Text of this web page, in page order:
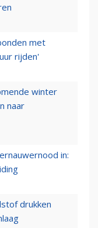
met
rijden'
winter
naar
in:
drukken